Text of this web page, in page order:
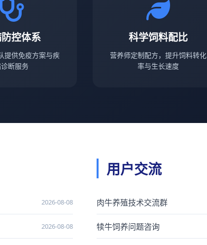
控体系
提供免疫方案与疾
断服务
科学饲料配比
营养师定制配方，提升饲料转化
率与生长速度
2026-08-08
2026-08-08
用户交流
肉牛养殖技术交流群
犊牛饲养问题咨询